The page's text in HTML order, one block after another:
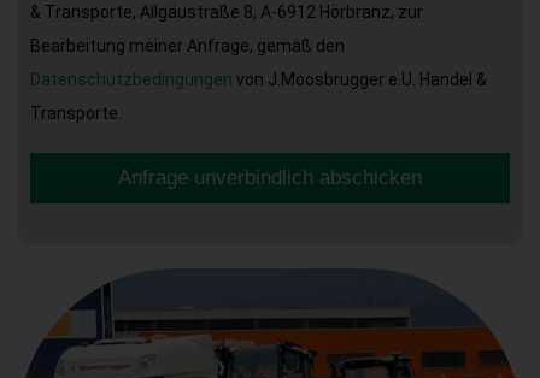
& Transporte, Allgäustraße 8, A-6912 Hörbranz, zur
Bearbeitung meiner Anfrage, gemäß den
Datenschutzbedingungen von J.Moosbrugger e.U. Handel &
Transporte.
Anfrage unverbindlich abschicken